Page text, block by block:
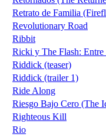
Retrato de Familia
Revolutionary Road
Ribbit
Ricki y The Flash:
Riddick (teaser)
Riddick (trailer 1)
Ride Along
Riesgo Bajo Cero (The
Righteous Kill
Rio